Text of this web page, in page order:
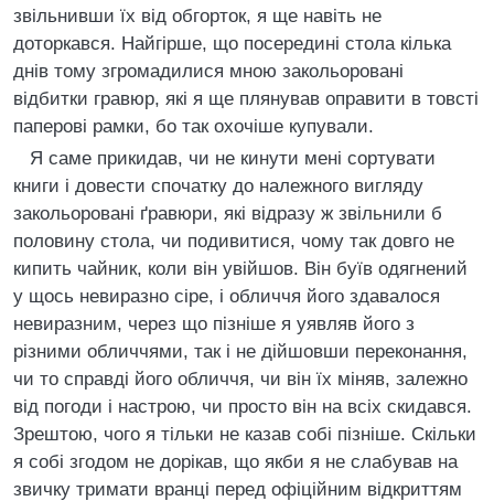
звільнивши їх від обгорток, я ще навіть не
доторкався. Найгірше, що посередині стола кілька
днів тому згромадилися мною закольоровані
відбитки гравюр, які я ще плянував оправити в товсті
паперові рамки, бо так охочіше купували.
Я саме прикидав, чи не кинути мені сортувати
книги і довести спочатку до належного вигляду
закольоровані ґравюри, які відразу ж звільнили б
половину стола, чи подивитися, чому так довго не
кипить чайник, коли він увійшов. Він буїв одягнений
у щось невиразно сіре, і обличчя його здавалося
невиразним, через що пізніше я уявляв його з
різними обличчями, так і не дійшовши переконання,
чи то справді його обличчя, чи він їх міняв, залежно
від погоди і настрою, чи просто він на всіх скидався.
Зрештою, чого я тільки не казав собі пізніше. Скільки
я собі згодом не дорікав, що якби я не слабував на
звичку тримати вранці перед офіційним відкриттям